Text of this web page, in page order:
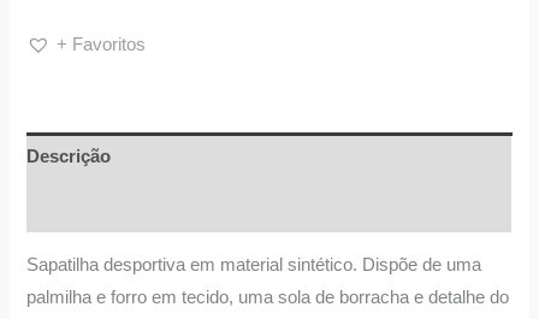
+ Favoritos
Descrição
Sapatilha desportiva em material sintético. Dispõe de uma
palmilha e forro em tecido, uma sola de borracha e detalhe do